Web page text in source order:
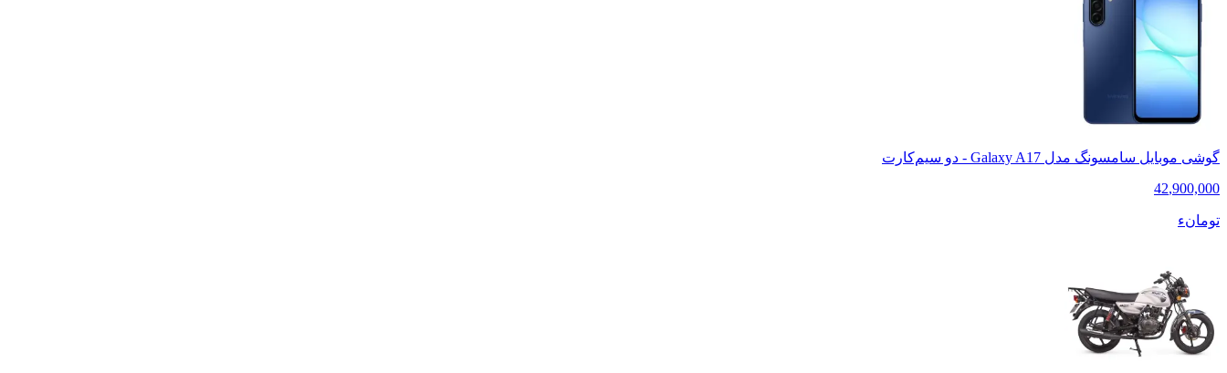
گوشی موبایل سامسونگ مدل Galaxy A17 - دو سیم‌کارت
42,900,000
تومانء